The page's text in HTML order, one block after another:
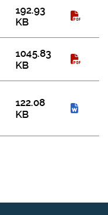
192.93
KB
1045.83
KB
122.08
KB